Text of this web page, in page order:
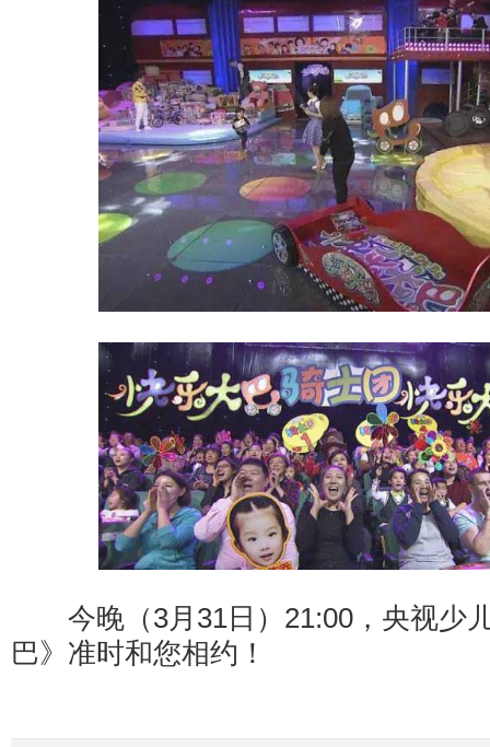
今晚（3月31日）21:00，央视少
巴》准时和您相约！